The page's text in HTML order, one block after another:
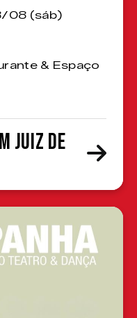
08 (sáb)
& Espaço
Juiz de